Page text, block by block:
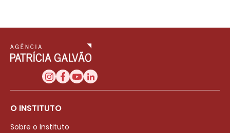
O INSTITUTO
Sobre o Instituto